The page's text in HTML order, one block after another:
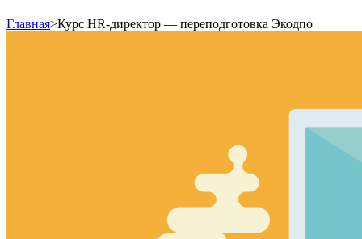
Главная>Курс HR-директор — переподготовка Экодпо